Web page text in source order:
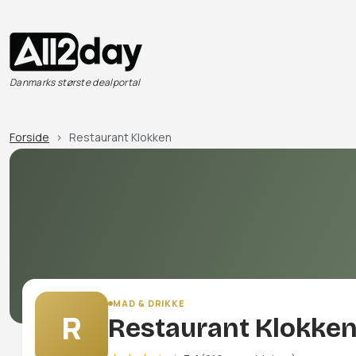
Danmarks største dealportal
Forside Restaurant Klokken
R
MAD & DRIKKE
Restaurant